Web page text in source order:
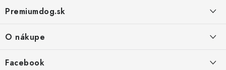
p
ä
Premiumdog.sk
O nákupe
Facebook